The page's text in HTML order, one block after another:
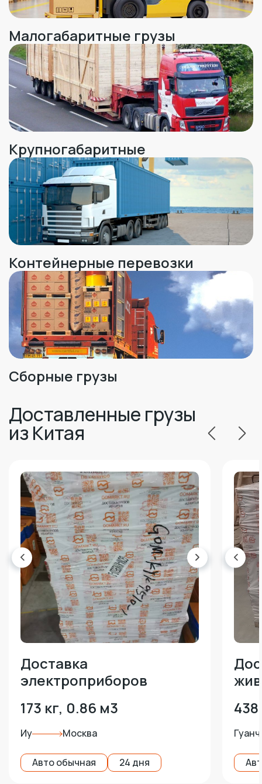
Малогабаритные грузы
Крупногабаритные
Контейнерные перевозки
Сборные грузы
Доставленные грузы
из Китая
Доставка
электроприборов
173 кг, 0.86 м3
Иу Москва
Авто обычная 24 дня